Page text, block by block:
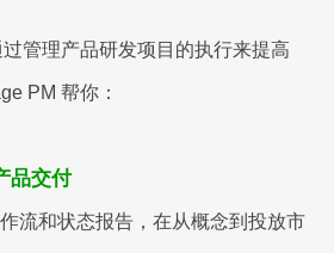
管理产品研发项目的执行来提高
PM 帮你：
品交付
流和状态报告，在从概念到投放市